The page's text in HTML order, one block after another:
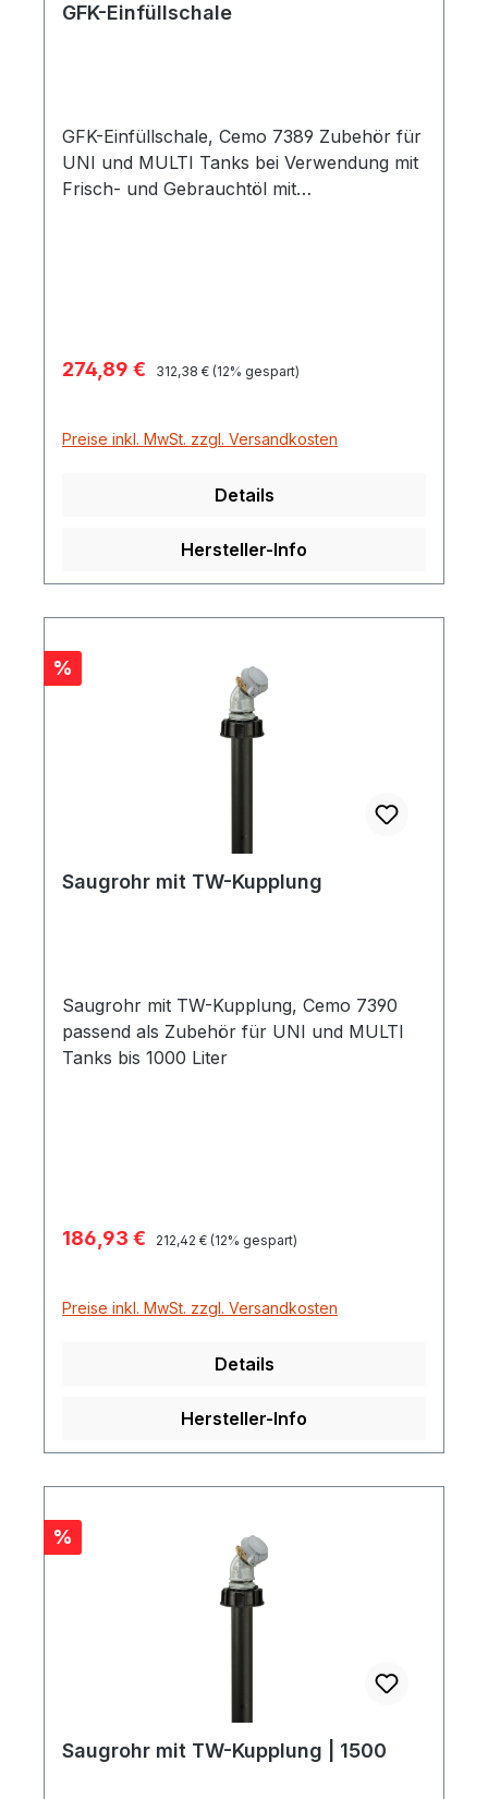
GFK-Einfüllschale
GFK-Einfüllschale, Cemo 7389 Zubehör für
UNI und MULTI Tanks bei Verwendung mit
Frisch- und Gebrauchtöl mit
Verkaufspreis:
274,89 € Regulärer Preis:
312,38 € (12% gespart)
Preise inkl. MwSt. zzgl. Versandkosten
Details
Hersteller-Info
Rabatt
%
Saugrohr mit TW-Kupplung
Saugrohr mit TW-Kupplung, Cemo 7390
passend als Zubehör für UNI und MULTI
Tanks bis 1000 Liter
Verkaufspreis:
186,93 € Regulärer Preis:
212,42 € (12% gespart)
Preise inkl. MwSt. zzgl. Versandkosten
Details
Hersteller-Info
Rabatt
%
Saugrohr mit TW-Kupplung | 1500